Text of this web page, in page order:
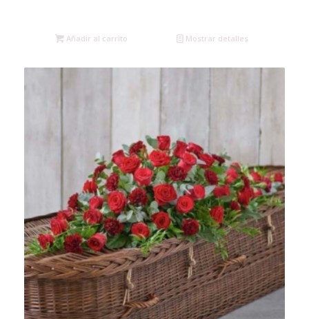
Añadir al carrito Mostrar detalles